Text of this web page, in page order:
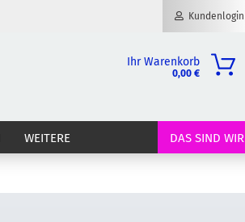
Kundenlogin
Ihr Warenkorb
0,00 €
DAS SIND WIR
WEITERE